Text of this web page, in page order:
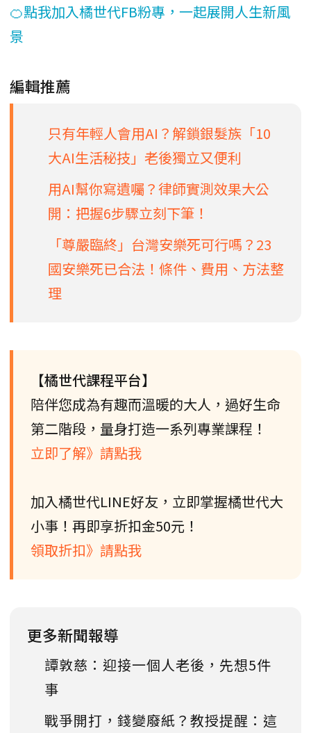
🍊點我加入橘世代FB粉專，一起展開人生新風
景
編輯推薦
只有年輕人會用AI？解鎖銀髮族「10
大AI生活秘技」老後獨立又便利
用AI幫你寫遺囑？律師實測效果大公
開：把握6步驟立刻下筆！
「尊嚴臨終」台灣安樂死可行嗎？23
國安樂死已合法！條件、費用、方法整
理
【橘世代課程平台】
陪伴您成為有趣而溫暖的大人，過好生命
第二階段，量身打造一系列專業課程！
立即了解》請點我
加入橘世代LINE好友，立即掌握橘世代大
小事！再即享折扣金50元！
領取折扣》請點我
更多新聞報導
譚敦慈：迎接一個人老後，先想5件
事
戰爭開打，錢變廢紙？教授提醒：這